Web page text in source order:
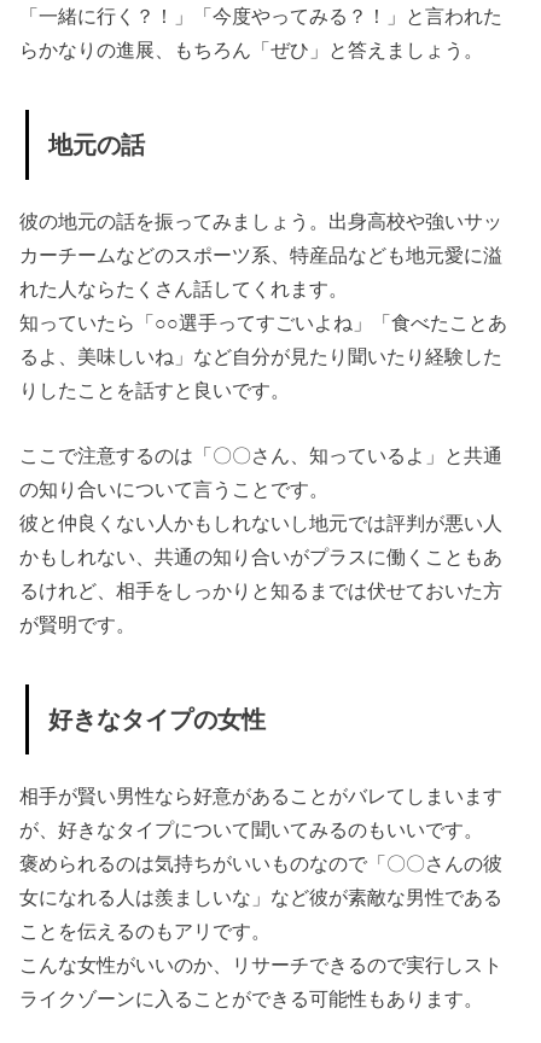
「一緒に行く？！」「今度やってみる？！」と言われた
らかなりの進展、もちろん「ぜひ」と答えましょう。
地元の話
彼の地元の話を振ってみましょう。出身高校や強いサッ
カーチームなどのスポーツ系、特産品なども地元愛に溢
れた人ならたくさん話してくれます。
知っていたら「○○選手ってすごいよね」「食べたことあ
るよ、美味しいね」など自分が見たり聞いたり経験した
りしたことを話すと良いです。
ここで注意するのは「〇〇さん、知っているよ」と共通
の知り合いについて言うことです。
彼と仲良くない人かもしれないし地元では評判が悪い人
かもしれない、共通の知り合いがプラスに働くこともあ
るけれど、相手をしっかりと知るまでは伏せておいた方
が賢明です。
好きなタイプの女性
相手が賢い男性なら好意があることがバレてしまいます
が、好きなタイプについて聞いてみるのもいいです。
褒められるのは気持ちがいいものなので「〇〇さんの彼
女になれる人は羨ましいな」など彼が素敵な男性である
ことを伝えるのもアリです。
こんな女性がいいのか、リサーチできるので実行しスト
ライクゾーンに入ることができる可能性もあります。